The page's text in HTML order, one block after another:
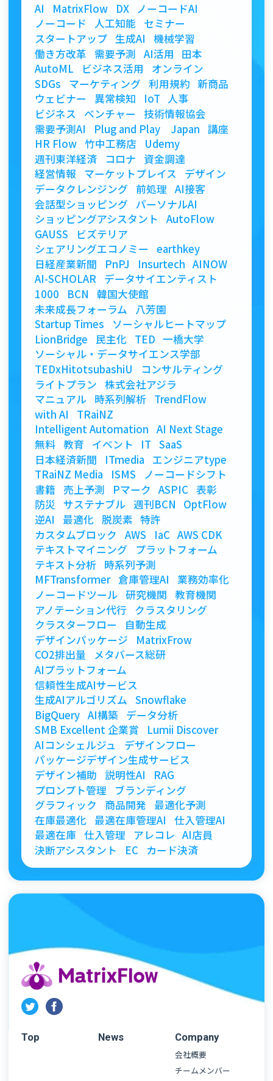
AI MatrixFlow DX
ノーコードAI
ノーコード
人工知能
セミナー
スタートアップ 生成AI
機械学習
働き方改革
需要予測 AI活用
田本
AutoML
ビジネス活用
オンライン
SDGs
マーケティング 利用規約 新商品
ウェビナー
異常検知 IoT 人事
ビジネス
ベンチャー
技術情報協会
需要予測AI
Plug and Play Japan 講座
HR Flow 竹中工務店
Udemy
週刊東洋経済
コロナ
資金調達
経営情報 マーケットプレイス
デザイン
データクレンジング 前処理 AI接客
会話型ショッピング
パーソナルAI
ショッピングアシスタント
AutoFlow
GAUSS
ビズテリア
シェアリングエコノミー
earthkey
日経産業新聞
PnPJ Insurtech AINOW
AI-SCHOLAR データサイエンティスト
1000
BCN
韓国大使館
未来成長フォーラム
八芳園
Startup Times
ソーシャルヒートマップ
LionBridge 民主化 TED 一橋大学
ソーシャル・データサイエンス学部
TEDxHitotsubashiU
コンサルティング
ライトプラン 株式会社アジラ
マニュアル 時系列解析 TrendFlow
with AI
TRaiNZ
Intelligent Automation AI Next Stage
無料 教育 イベント IT SaaS
日本経済新聞
ITmedia
エンジニアtype
TRaiNZ Media
ISMS
ノーコードシフト
書籍
売上予測 Pマーク ASPIC 表彰
防災 サステナブル 週刊BCN
OptFlow
逆AI
最適化 脱炭素 特許
カスタムブロック
AWS IaC AWS CDK
テキストマイニング
プラットフォーム
テキスト分析 時系列予測
MFTransformer 倉庫管理AI
業務効率化
ノーコードツール 研究機関 教育機関
アノテーション代行
クラスタリング
クラスターフロー
自動生成
デザインパッケージ
MatrixFrow
CO2排出量
メタバース総研
AIプラットフォーム
信頼性生成AIサービス
生成AIアルゴリズム Snowflake
BigQuery AI構築
データ分析
SMB Excellent 企業賞
Lumii Discover
AIコンシェルジュ
デザインフロー
パッケージデザイン生成サービス
デザイン補助 説明性AI
RAG
プロンプト管理
ブランディング
グラフィック
商品開発
最適化予測
在庫最適化 最適在庫管理AI
仕入管理AI
最適在庫 仕入管理 アレコレ AI店員
決断アシスタント
EC カード決済
Top News
Company
会社概要
チームメンバー